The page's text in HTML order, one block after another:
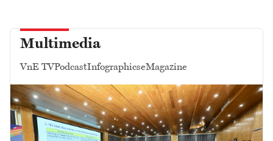
Multimedia
VnE TVPodcastInfographicseMagazine